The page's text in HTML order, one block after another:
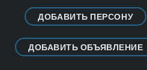
ДОБАВИТЬ ПЕРСОНУ
ДОБАВИТЬ ОБЪЯВЛЕНИЕ